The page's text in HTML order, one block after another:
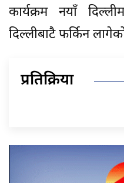
कार्यक्रम नयाँ
दिल्लीबाटै फर्किन
प्रतिक्रिया